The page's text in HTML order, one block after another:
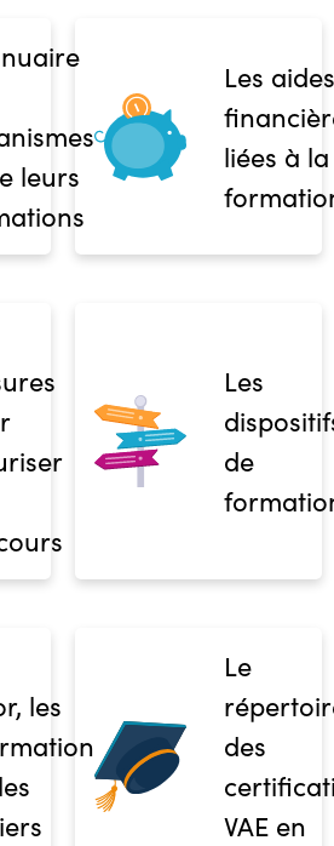
leurs
Les aides
liées à la
Les
de
les
Le
des
VAE en